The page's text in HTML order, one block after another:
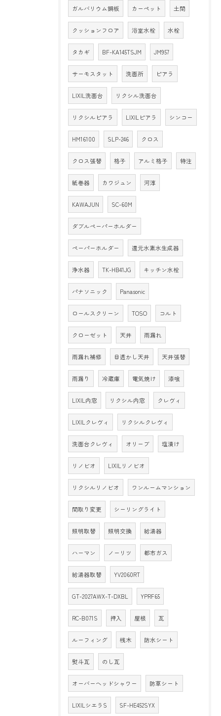
ガルバリウム鋼板 カーペット 土間
クッションフロア 浴室水栓 水栓
タカギ BF-KA145TSJM JM957
サーモスタット 洗面所 ピアラ
LIXIL洗面台 リクシル洗面台
リクシルピアラ LIXILピアラ シンコー
HM16100 SLP-246 クロス
クロス張替 格子 アルミ格子 特注
紙巻器 カワジュン 河淳
KAWAJUN SC-60M
ダブルペーパーホルダー
ペーパーホルダー 還元水素水生成器
浄水器 TK-HB41JG キッチン水栓
パナソニック Panasonic
ロールスクリーン TOSO コルト
クローゼット 天井 雨漏れ
雨漏れ補修 目透かし天井 天井張替
雨漏り 冷蔵庫 電気焼け 漆喰
LIXIL内窓 リクシル内窓 クレヴィ
LIXILクレヴィ リクシルクレヴィ
洗面台クレヴィ オリーブ 塩漬け
リノビオ LIXILリノビオ
リクシルリノビオ ワンルームマンション
間取り変更 シーリングライト
照明取替 照明交換 給湯器
ハーマン ノーリツ 都市ガス
給湯器取替 YV2060RT
GT-2027AWX-T-DXBL YPRF65
RC-B071S 押入 屋根 瓦
ルーフィング 桟木 防水シート
熨斗瓦 のし瓦
オーバーヘッドシャワー 防草シート
LIXILシエラS SF-HE452SYX